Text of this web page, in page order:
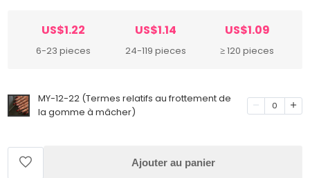
US$1.22
6-23 pieces
US$1.14
24-119 pieces
US$1.09
≥ 120 pieces
MY-12-22 (Termes relatifs au frottement de
la gomme à mâcher)
0
Ajouter au panier